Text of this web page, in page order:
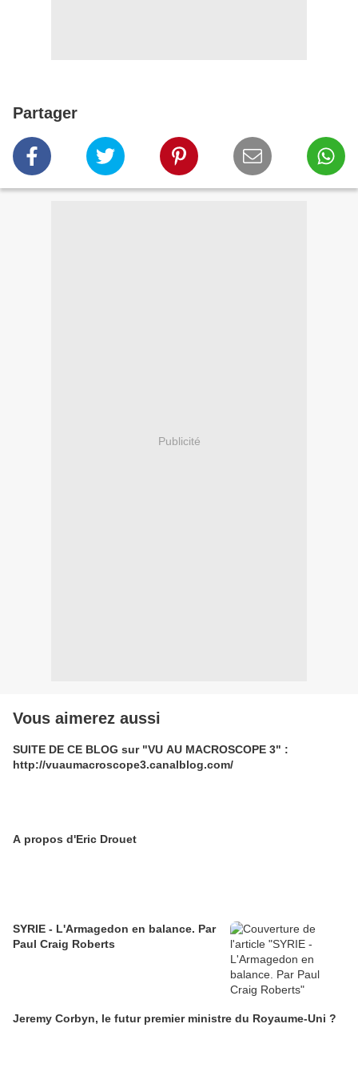
Partager
Publicité
Vous aimerez aussi
SUITE DE CE BLOG sur "VU AU MACROSCOPE 3" :
http://vuaumacroscope3.canalblog.com/
A propos d'Eric Drouet
SYRIE - L'Armagedon en balance. Par
Paul Craig Roberts
Jeremy Corbyn, le futur premier ministre du Royaume-Uni ?